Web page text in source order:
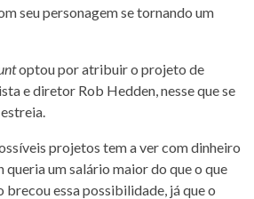
seu personagem se tornando um
optou por atribuir o projeto de
e diretor Rob Hedden, nesse que se
projetos tem a ver com dinheiro
um salário maior do que o que
brecou essa possibilidade, já que o